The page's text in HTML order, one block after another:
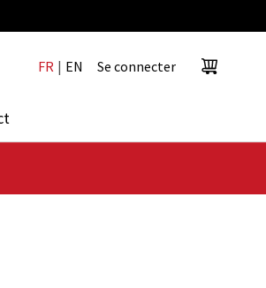
FR | EN Se connecter
Panier